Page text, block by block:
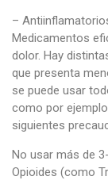
–
Medicamentos
dolor. Hay
que presenta
se puede usar
como por
siguientes
No usar más de
Opioides (como